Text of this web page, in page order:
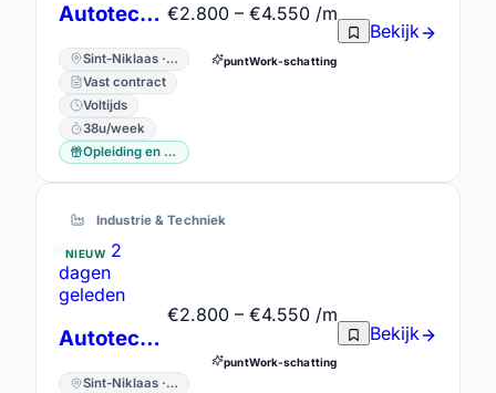
Autotechnieker
Sint-Niklaas · Oost-Vlaanderen
Vast contract
Voltijds
38u/week
Opleiding en vorming
€2.800 – €4.550 /m
puntWork-schatting
Bekijk
Industrie & Techniek
NIEUW 2
dagen
geleden
Autotechnicus
Sint-Niklaas · Oost-Vlaanderen
€2.800 – €4.550 /m
puntWork-schatting
Bekijk